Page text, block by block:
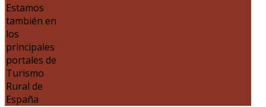
Estamos
también en
los
principales
portales de
Turismo
Rural de
España